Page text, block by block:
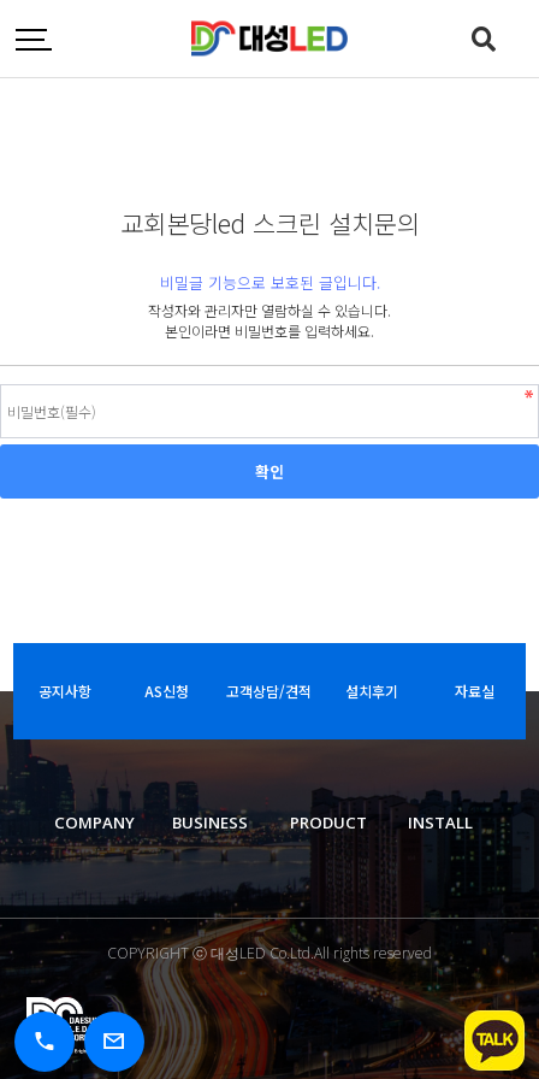
교회본당led 스크린 설치문의
비밀글 기능으로 보호된 글입니다.
작성자와 관리자만 열람하실 수 있습니다.
본인이라면 비밀번호를 입력하세요.
공지사항 AS신청 고객상담/견적 설치후기 자료실
COMPANY BUSINESS PRODUCT INSTALL
COPYRIGHT ⓒ 대성LED Co.Ltd.All rights reserved